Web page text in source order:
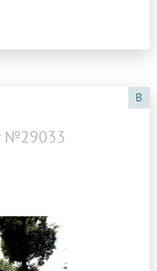
B
№29033